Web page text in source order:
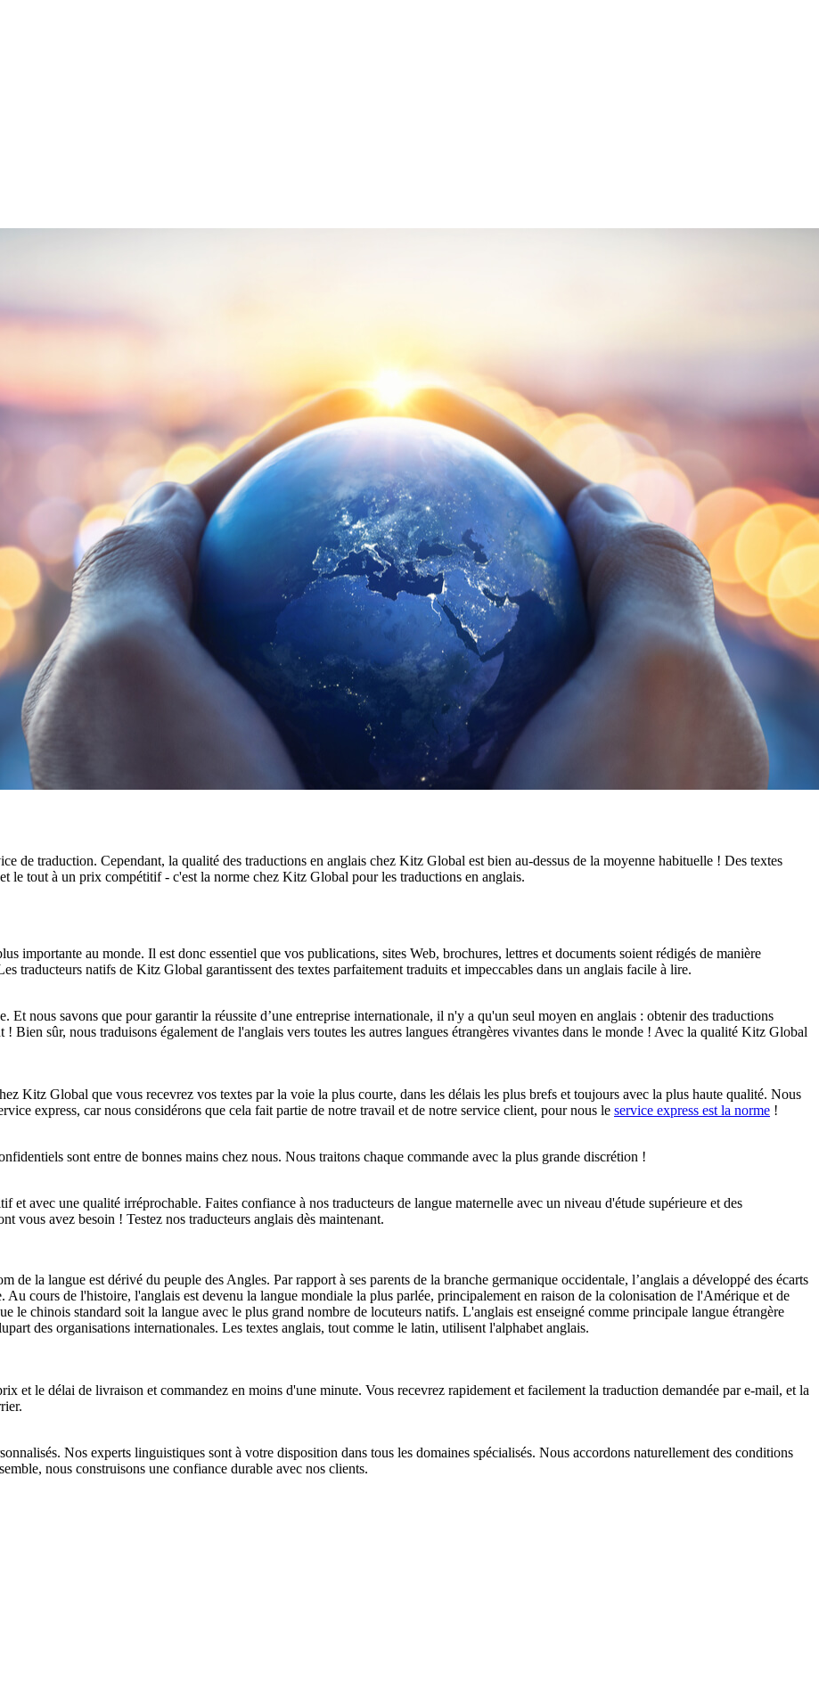
de traduction. Cependant, la qualité des traductions en anglais chez Kitz Global est bien au-dessus de la moyenne habituelle ! Des textes
le tout à un prix compétitif - c'est la norme chez Kitz Global pour les traductions en anglais.
importante au monde. Il est donc essentiel que vos publications, sites Web, brochures, lettres et documents soient rédigés de manière
traducteurs natifs de Kitz Global garantissent des textes parfaitement traduits et impeccables dans un anglais facile à lire.
nous savons que pour garantir la réussite d’une entreprise internationale, il n'y a qu'un seul moyen en anglais : obtenir des traductions
Bien sûr, nous traduisons également de l'anglais vers toutes les autres langues étrangères vivantes dans le monde ! Avec la qualité Kitz Global
Kitz Global que vous recevrez vos textes par la voie la plus courte, dans les délais les plus brefs et toujours avec la plus haute qualité. Nous
express, car nous considérons que cela fait partie de notre travail et de notre service client, pour nous le service express est la norme !
sont entre de bonnes mains chez nous. Nous traitons chaque commande avec la plus grande discrétion !
avec une qualité irréprochable. Faites confiance à nos traducteurs de langue maternelle avec un niveau d'étude supérieure et des
vous avez besoin ! Testez nos traducteurs anglais dès maintenant.
de la langue est dérivé du peuple des Angles. Par rapport à ses parents de la branche germanique occidentale, l’anglais a développé des écarts
Au cours de l'histoire, l'anglais est devenu la langue mondiale la plus parlée, principalement en raison de la colonisation de l'Amérique et de
chinois standard soit la langue avec le plus grand nombre de locuteurs natifs. L'anglais est enseigné comme principale langue étrangère
des organisations internationales. Les textes anglais, tout comme le latin, utilisent l'alphabet anglais.
et le délai de livraison et commandez en moins d'une minute. Vous recevrez rapidement et facilement la traduction demandée par e-mail, et la
Nos experts linguistiques sont à votre disposition dans tous les domaines spécialisés. Nous accordons naturellement des conditions
nous construisons une confiance durable avec nos clients.